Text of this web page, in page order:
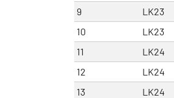
9
LK23
10
LK23
11
LK24
12
LK24
13
LK24